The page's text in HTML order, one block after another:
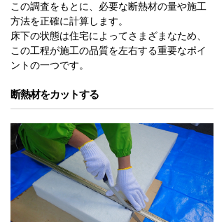
この調査をもとに、必要な断熱材の量や施工
方法を正確に計算します。
床下の状態は住宅によってさまざまなため、
この工程が施工の品質を左右する重要なポイ
ントの一つです。
断熱材をカットする